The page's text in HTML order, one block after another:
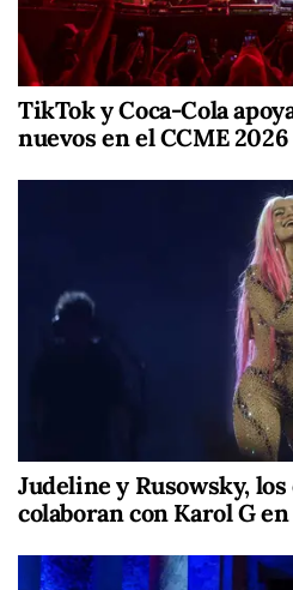
TikTok y Coca-Cola
nuevos en el CCME 2026
Judeline y Rusowsky, los
colaboran con Karol G